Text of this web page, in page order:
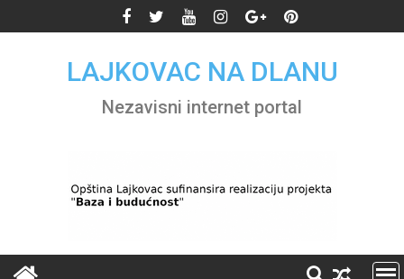
to
LAJKOVAC NA DLANU
Nezavisni internet portal